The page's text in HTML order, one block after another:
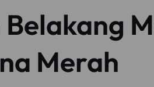
Merah